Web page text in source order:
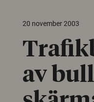
20 november 2003
av